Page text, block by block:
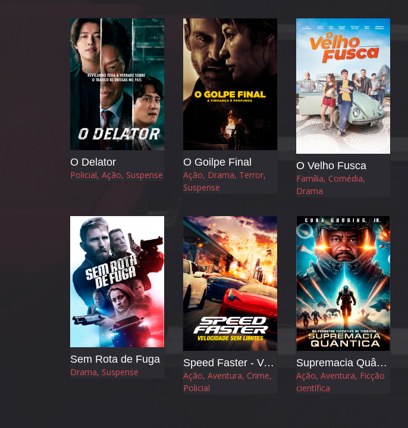
O Delator
Policial, Ação, Suspense
O Goilpe Final
Ação, Drama, Terror,
Suspense
O Velho Fusca
Família, Comédia,
Drama
Sem Rota de Fuga
Drama, Suspense
Speed Faster - Velocidade sem Limites
Ação, Aventura, Crime,
Policial
Supremacia Quântica
Ação, Aventura, Ficção
científica